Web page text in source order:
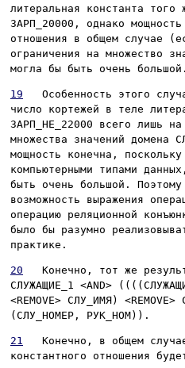
литеральная константа
ЗАРП_20000 , однако
отношения в общем случае
ограничения на множество
могла бы быть очень большой.
19 Особенность этого
число кортежей в теле
ЗАРП_НЕ_22000 всего лишь на
множества значений домена
мощность конечна,
компьютерными типами
быть очень большой. Поэтому
возможность выражения
операцию реляционной
было бы разумно
практике.
20 Конечно, тот же
СЛУЖАЩИЕ_1 <AND>
<REMOVE> СЛУ_ИМЯ) <REMOVE>
(СЛУ_НОМЕР, РУК_НОМ)) .
21
Конечно, в общем
константного отношения